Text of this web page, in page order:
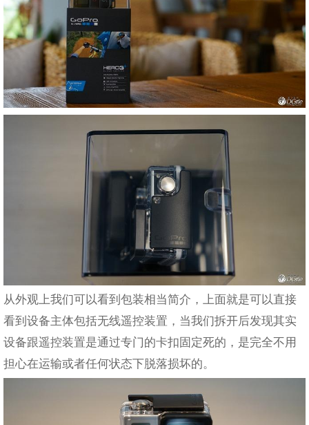
从外观上我们可以看到包装相当简介，上面就是可以直接
看到设备主体包括无线遥控装置，当我们拆开后发现其实
设备跟遥控装置是通过专门的卡扣固定死的，是完全不用
担心在运输或者任何状态下脱落损坏的。